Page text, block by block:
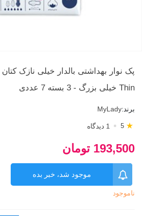
Thin خیلی بزرگ - 3 بسته 7 عددی
برند:MyLady
5 ★ 1 دیدگاه
193,500 تومان
موجود شد، خبر بده
ناموجود